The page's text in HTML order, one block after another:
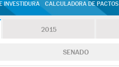
INVESTIDURA CALCULADORA DE PACTOS
2015
SENADO